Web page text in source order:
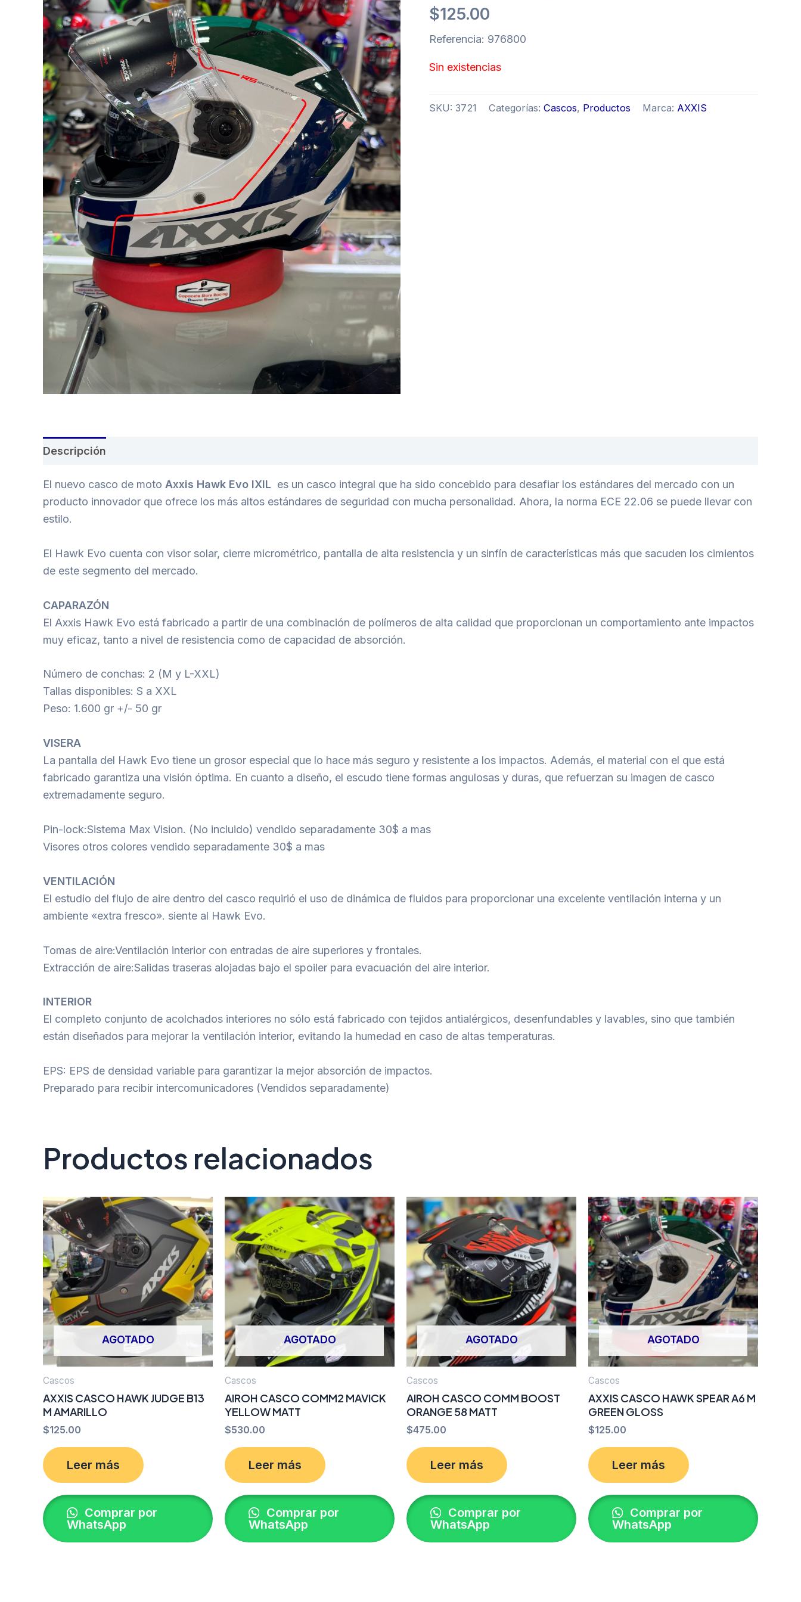
$125.00
Referencia: 976800
Sin existencias
SKU: 3721 Categorías: Cascos, Productos Marca: AXXIS
Descripción
El nuevo casco de moto Axxis Hawk Evo IXIL es un casco integral que ha sido concebido para desafiar los estándares del mercado con un
producto innovador que ofrece los más altos estándares de seguridad con mucha personalidad. Ahora, la norma ECE 22.06 se puede llevar con
estilo.
El Hawk Evo cuenta con visor solar, cierre micrométrico, pantalla de alta resistencia y un sinfín de características más que sacuden los cimientos
de este segmento del mercado.
CAPARAZÓN
El Axxis Hawk Evo está fabricado a partir de una combinación de polímeros de alta calidad que proporcionan un comportamiento ante impactos
muy eficaz, tanto a nivel de resistencia como de capacidad de absorción.
Número de conchas: 2 (M y L-XXL)
Tallas disponibles: S a XXL
Peso: 1.600 gr +/- 50 gr
VISERA
La pantalla del Hawk Evo tiene un grosor especial que lo hace más seguro y resistente a los impactos. Además, el material con el que está
fabricado garantiza una visión óptima. En cuanto a diseño, el escudo tiene formas angulosas y duras, que refuerzan su imagen de casco
extremadamente seguro.
Pin-lock:Sistema Max Vision. (No incluido) vendido separadamente 30$ a mas
Visores otros colores vendido separadamente 30$ a mas
VENTILACIÓN
El estudio del flujo de aire dentro del casco requirió el uso de dinámica de fluidos para proporcionar una excelente ventilación interna y un
ambiente «extra fresco». siente al Hawk Evo.
Tomas de aire:Ventilación interior con entradas de aire superiores y frontales.
Extracción de aire:Salidas traseras alojadas bajo el spoiler para evacuación del aire interior.
INTERIOR
El completo conjunto de acolchados interiores no sólo está fabricado con tejidos antialérgicos, desenfundables y lavables, sino que también
están diseñados para mejorar la ventilación interior, evitando la humedad en caso de altas temperaturas.
EPS: EPS de densidad variable para garantizar la mejor absorción de impactos.
Preparado para recibir intercomunicadores (Vendidos separadamente)
Productos relacionados
AGOTADO
Cascos
AXXIS CASCO HAWK JUDGE B13
M AMARILLO
$125.00
Leer más
Comprar por
WhatsApp
AGOTADO
Cascos
AIROH CASCO COMM2 MAVICK
YELLOW MATT
$530.00
Leer más
Comprar por
WhatsApp
AGOTADO
Cascos
AIROH CASCO COMM BOOST
ORANGE 58 MATT
$475.00
Leer más
Comprar por
WhatsApp
AGOTADO
Cascos
AXXIS CASCO HAWK SPEAR A6 M
GREEN GLOSS
$125.00
Leer más
Comprar por
WhatsApp